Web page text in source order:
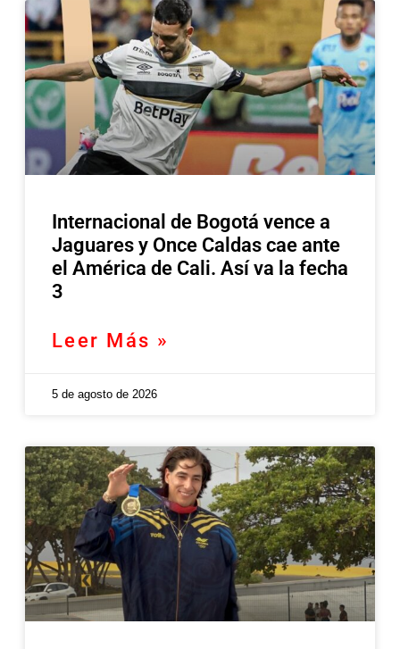
Internacional de Bogotá vence a
Jaguares y Once Caldas cae ante
el América de Cali. Así va la fecha
3
Leer Más »
5 de agosto de 2026